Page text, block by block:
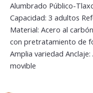
Alumbrado Público-
Capacidad: 3 adultos
Material: Acero al
con pretratamiento de
Amplia variedad
movible